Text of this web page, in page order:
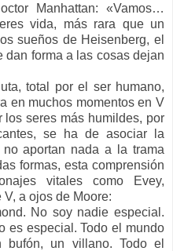
Manhattan: «Vamos…
vida, más rara que un
sueños de Heisenberg, el
dan forma a las cosas dejan
total por el ser humano,
en muchos momentos en V
los seres más humildes, por
se ha de asociar la
aportan nada a la trama
formas, esta comprensión
vitales como Evey,
a ojos de Moore:
No soy nadie especial.
es especial. Todo el mundo
un villano. Todo el